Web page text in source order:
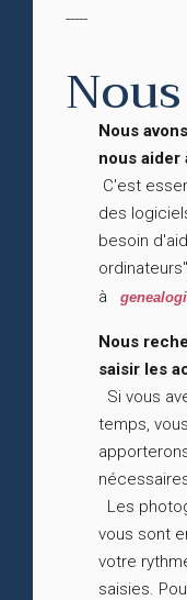
-----
Nous
nous aider
C'est
des
besoin
à
Nous
saisir les
Si vous
temps,
Les
vous sont
votre
saisies.